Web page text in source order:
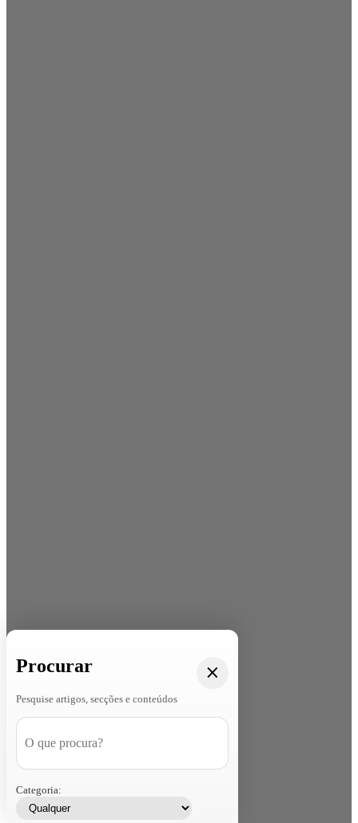
Procurar
Pesquise artigos, secções e conteúdos
Categoria: